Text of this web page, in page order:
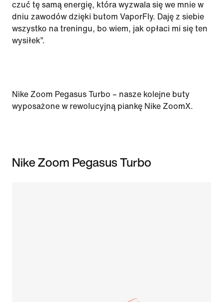
czuć tę samą energię, która wyzwala się we mnie w
dniu zawodów dzięki butom VaporFly. Daję z siebie
wszystko na treningu, bo wiem, jak opłaci mi się ten
wysiłek”.
Nike Zoom Pegasus Turbo – nasze kolejne buty
wyposażone w rewolucyjną piankę Nike ZoomX.
Nike Zoom Pegasus Turbo